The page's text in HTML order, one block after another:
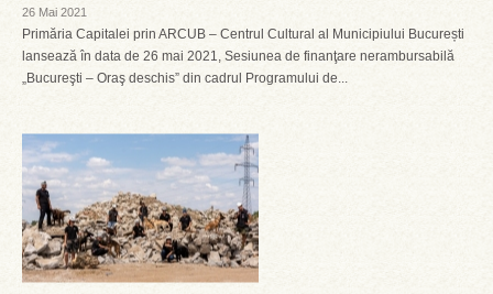
26 Mai 2021
Primăria Capitalei prin ARCUB – Centrul Cultural al Municipiului București
lansează în data de 26 mai 2021, Sesiunea de finanţare nerambursabilă
„Bucureşti – Oraş deschis” din cadrul Programului de...